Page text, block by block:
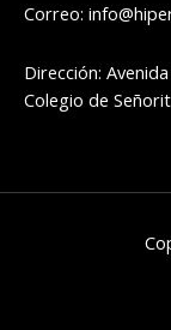
Correo:
Dirección:
Colegio de